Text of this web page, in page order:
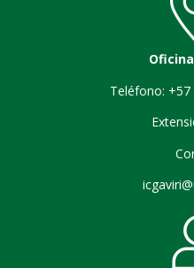
Teléfono: +57